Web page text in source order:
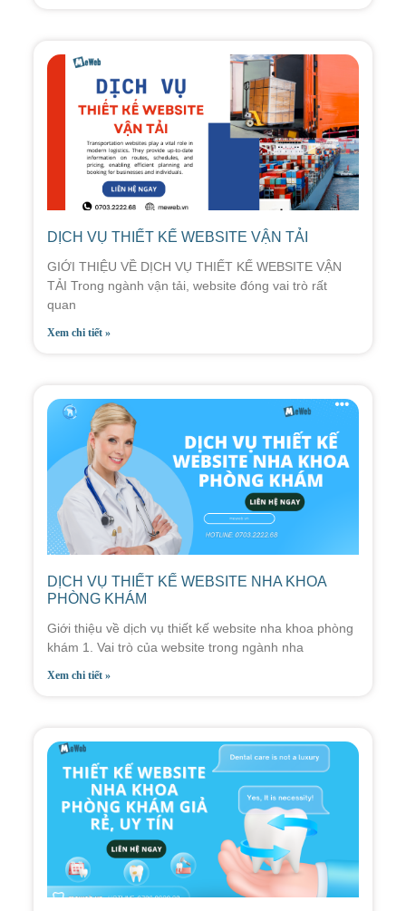
DỊCH VỤ THIẾT KẾ WEBSITE VẬN TẢI
GIỚI THIỆU VỀ DỊCH VỤ THIẾT KẾ WEBSITE VẬN
TẢI Trong ngành vận tải, website đóng vai trò rất
quan
Xem chi tiết »
DỊCH VỤ THIẾT KẾ WEBSITE NHA KHOA
PHÒNG KHÁM
Giới thiệu về dịch vụ thiết kế website nha khoa phòng
khám 1. Vai trò của website trong ngành nha
Xem chi tiết »